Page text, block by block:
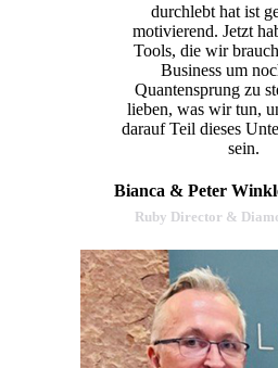
durchlebt hat ist
motivierend. Jetzt
Tools, die wir
Business um
Quantensprung zu
lieben, was wir tun,
darauf Teil dieses
sein.
Bianca & Peter
Ruby Director &